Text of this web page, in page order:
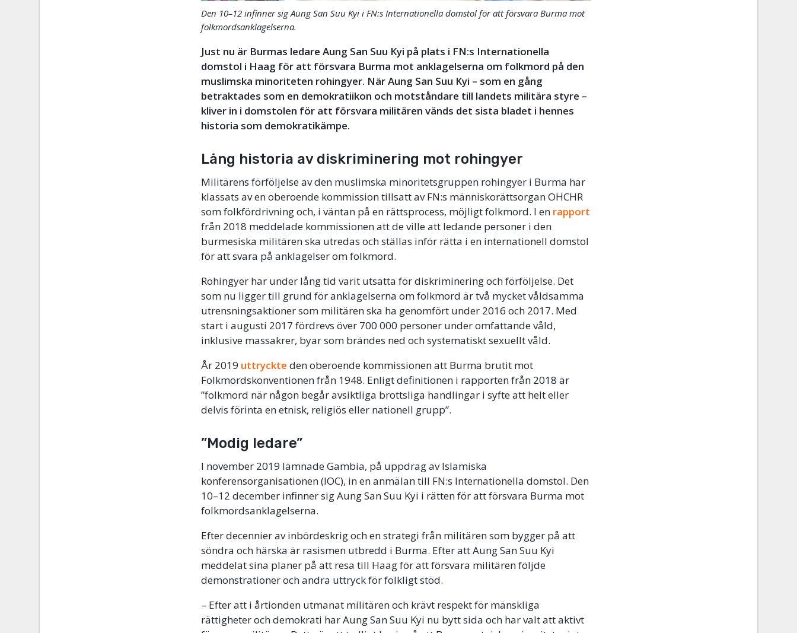
Den 10–12 infinner sig Aung San Suu Kyi i FN:s Internationella domstol för att försvara Burma mot
folkmordsanklagelserna.
Just nu är Burmas ledare Aung San Suu Kyi på plats i FN:s Internationella
domstol i Haag för att försvara Burma mot anklagelserna om folkmord på den
muslimska minoriteten rohingyer. När Aung San Suu Kyi – som en gång
betraktades som en demokratiikon och motståndare till landets militära styre –
kliver in i domstolen för att försvara militären vänds det sista bladet i hennes
historia som demokratikämpe.
Lång historia av diskriminering mot rohingyer
Militärens förföljelse av den muslimska minoritetsgruppen rohingyer i Burma har
klassats av en oberoende kommission tillsatt av FN:s människorättsorgan OHCHR
som folkfördrivning och, i väntan på en rättsprocess, möjligt folkmord. I en rapport
från 2018 meddelade kommissionen att de ville att ledande personer i den
burmesiska militären ska utredas och ställas inför rätta i en internationell domstol
för att svara på anklagelser om folkmord.
Rohingyer har under lång tid varit utsatta för diskriminering och förföljelse. Det
som nu ligger till grund för anklagelserna om folkmord är två mycket våldsamma
utrensningsaktioner som militären ska ha genomfört under 2016 och 2017. Med
start i augusti 2017 fördrevs över 700 000 personer under omfattande våld,
inklusive massakrer, byar som brändes ned och systematiskt sexuellt våld.
År 2019 uttryckte den oberoende kommissionen att Burma brutit mot
Folkmordskonventionen från 1948. Enligt definitionen i rapporten från 2018 är
”folkmord när någon begår avsiktliga brottsliga handlingar i syfte att helt eller
delvis förinta en etnisk, religiös eller nationell grupp”.
”Modig ledare”
I november 2019 lämnade Gambia, på uppdrag av Islamiska
konferensorganisationen (IOC), in en anmälan till FN:s Internationella domstol. Den
10–12 december infinner sig Aung San Suu Kyi i rätten för att försvara Burma mot
folkmordsanklagelserna.
Efter decennier av inbördeskrig och en strategi från militären som bygger på att
söndra och härska är rasismen utbredd i Burma. Efter att Aung San Suu Kyi
meddelat sina planer på att resa till Haag för att försvara militären följde
demonstrationer och andra uttryck för folkligt stöd.
– Efter att i årtionden utmanat militären och krävt respekt för mänskliga
rättigheter och demokrati har Aung San Suu Kyi nu bytt sida och har valt att aktivt